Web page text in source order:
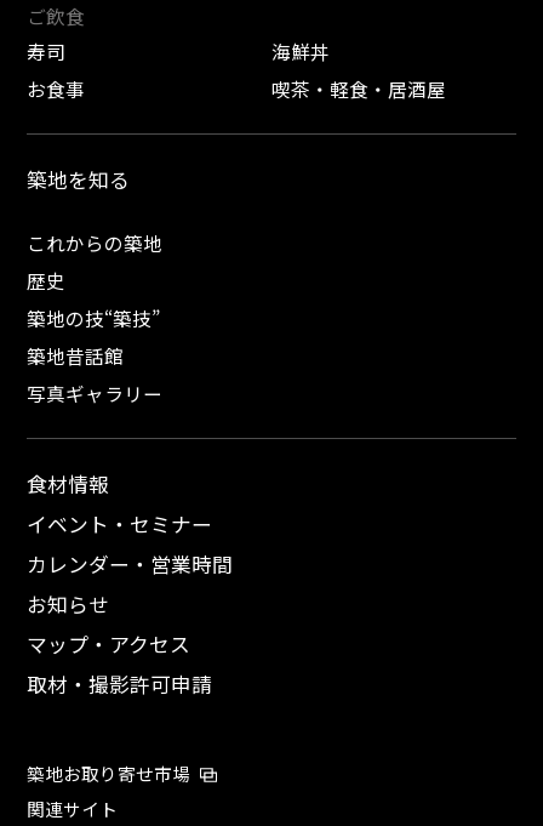
ご飲食
寿司
海鮮丼
お食事
喫茶・軽食・居酒屋
築地を知る
これからの築地
歴史
築地の技“築技”
築地昔話館
写真ギャラリー
食材情報
イベント・セミナー
カレンダー・営業時間
お知らせ
マップ・アクセス
取材・撮影許可申請
築地お取り寄せ市場
関連サイト